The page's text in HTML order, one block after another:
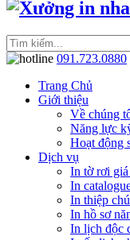
091.723.0880
Trang Chủ
Giới thiệu
Về chúng
Năng lực
Hoạt động
Dịch vụ
In tờ rơi giá
In
In thiệp
In hồ sơ
In lịch độc